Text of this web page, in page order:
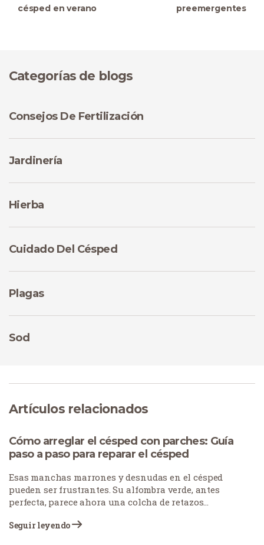
césped en verano
preemergentes
Categorías de blogs
Consejos De Fertilización
Jardinería
Hierba
Cuidado Del Césped
Plagas
Sod
Artículos relacionados
Cómo arreglar el césped con parches: Guía
paso a paso para reparar el césped
Esas manchas marrones y desnudas en el césped
pueden ser frustrantes. Su alfombra verde, antes
perfecta, parece ahora una colcha de retazos
muchas razones: las mascotas dejan manchas
Seguir leyendo